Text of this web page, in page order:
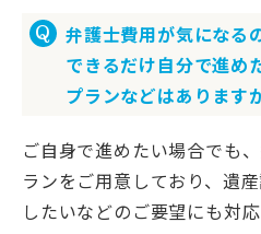
弁護士費用が気になる
できるだけ自分で進め
プランなどはあります
ご自身で進めたい場合でも
ランをご用意しており、遺
したいなどのご要望にも対応